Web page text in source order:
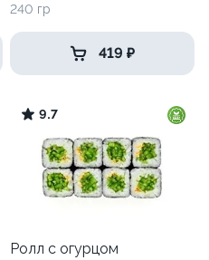
240 гр
419 ₽
9.7
Ролл с огурцом